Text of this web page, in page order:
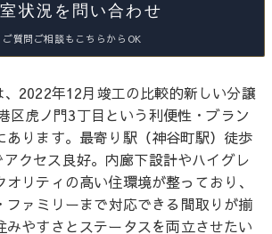
状況を問い合わせ
ご質問ご相談もこちらからOK
2022年12月竣工の比較的新しい分譲
区虎ノ門3丁目という利便性・ブラン
あります。最寄り駅（神谷町駅）徒歩
クセス良好。内廊下設計やハイグレ
リティの高い住環境が整っており、
ファミリーまで対応できる間取りが揃
みやすさとステータスを両立させたい